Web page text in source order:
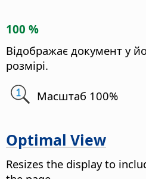
100 %
Відображає документ у
розмірі.
Масштаб 100%
Optimal View
Resizes the display to